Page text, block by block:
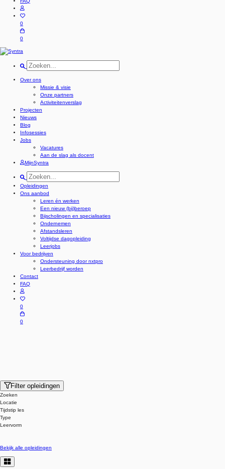
0
0
Over ons
Missie & visie
Onze partners
Activiteitenverslag
Projecten
Nieuws
Blog
Infosessies
Jobs
Vacatures
Aan de slag als docent
MijnSyntra
Opleidingen
Ons aanbod
Leren én werken
Een nieuw (bij)beroep
Bijscholingen en specialisaties
Ondernemen
Afstandsleren
Voltijdse dagopleiding
Leerjobs
Voor bedrijven
Ondersteuning door nxtpro
Leerbedrijf worden
Contact
FAQ
0
0
Filter opleidingen
Zoeken
Locatie
Tijdstip les
Type
Leervorm
Bekijk alle opleidingen